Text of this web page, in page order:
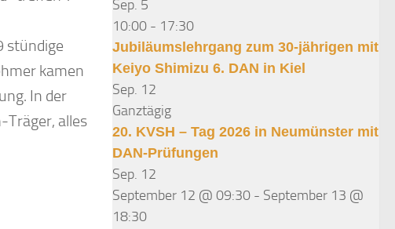
stündige
kamen
In der
Träger, alles
Sep. 5
10:00 - 17:30
Jubiläumslehrgang zum 30-jährigen mit
Keiyo Shimizu 6. DAN in Kiel
Sep. 12
Ganztägig
20. KVSH – Tag 2026 in Neumünster mit
DAN-Prüfungen
Sep. 12
September 12 @ 09:30 - September 13 @
18:30